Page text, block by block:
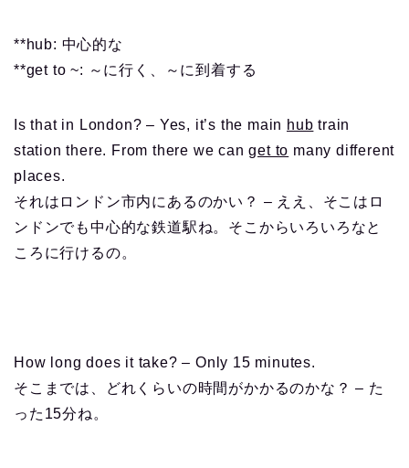
**hub: 中心的な
**get to ~: ～に行く、～に到着する
Is that in London? – Yes, it’s the main hub train
station there. From there we canget to many different
places.
それはロンドン市内にあるのかい？ – ええ、そこはロ
ンドンでも中心的な鉄道駅ね。そこからいろいろなと
ころに行けるの。
How long does it take? – Only 15 minutes.
そこまでは、どれくらいの時間がかかるのかな？ – た
った15分ね。